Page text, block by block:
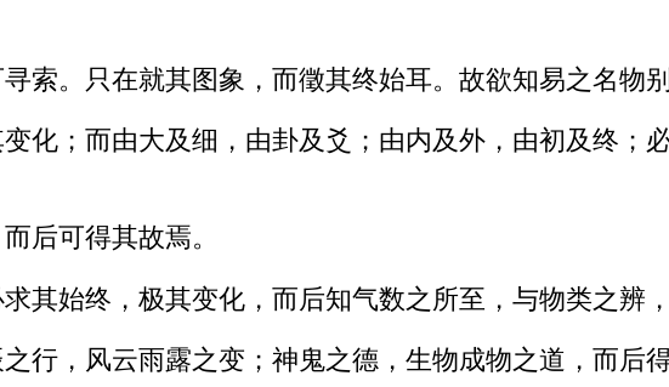
索。只在就其图象，而徵其终始耳。故欲知易之名物
化；而由大及细，由卦及爻；由内及外，由初及终；
后可得其故焉。
其始终，极其变化，而后知气数之所至，与物类之辨
行，风云雨露之变；神鬼之德，生物成物之道，而后得